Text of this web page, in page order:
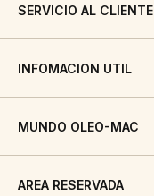
SERVICIO AL CLIENTE
INFOMACION UTIL
MUNDO OLEO-MAC
AREA RESERVADA